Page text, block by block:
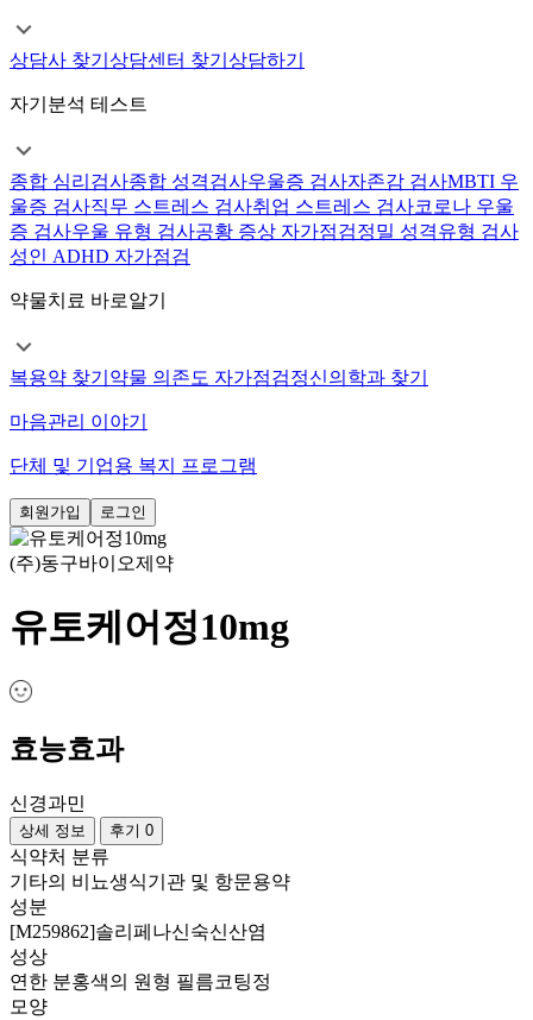
상담사 찾기 상담센터 찾기 상담하기
자기분석 테스트
종합 심리검사종합 성격검사우울증 검사자존감 검사MBTI 우
울증 검사직무 스트레스 검사취업 스트레스 검사코로나 우울
증 검사우울 유형 검사공황 증상 자가점검정밀 성격유형 검사
성인 ADHD 자가점검
약물치료 바로알기
복용약 찾기 약물 의존도 자가점검정신의학과 찾기
마음관리 이야기
단체 및 기업용 복지 프로그램
회원가입 로그인
(주)동구바이오제약
유토케어정10mg
효능효과
신경과민
상세 정보 후기 0
식약처 분류
기타의 비뇨생식기관 및 항문용약
성분
[M259862]솔리페나신숙신산염
성상
연한 분홍색의 원형 필름코팅정
모양